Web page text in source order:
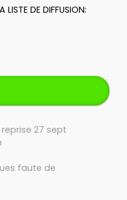
DE DIFFUSION:
27 sept
faute de